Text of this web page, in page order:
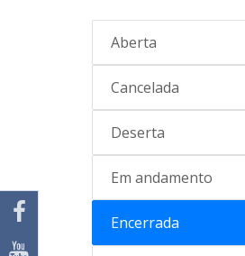
Aberta
Cancelada
Deserta
Em andamento
Encerrada